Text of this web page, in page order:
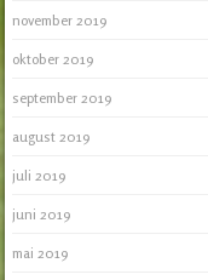
november 2019
oktober 2019
september 2019
august 2019
juli 2019
juni 2019
mai 2019